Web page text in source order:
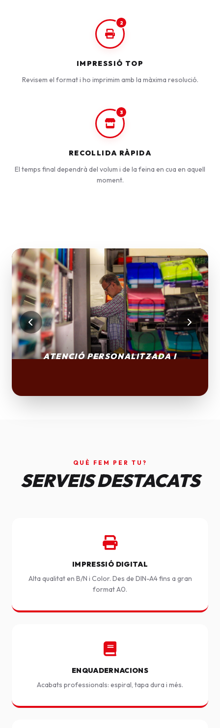
2
IMPRESSIÓ TOP
Revisem el format i ho imprimim amb la màxima resolució.
3
RECOLLIDA RÀPIDA
El temps final dependrà del volum i de la feina en cua en aquell
moment.
QUÈ FEM PER TU?
SERVEIS DESTACATS
IMPRESSIÓ DIGITAL
Alta qualitat en B/N i Color. Des de DIN-A4 fins a gran
format A0.
ENQUADERNACIONS
Acabats professionals: espiral, tapa dura i més.